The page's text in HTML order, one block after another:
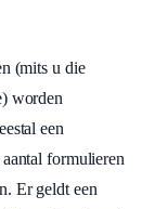
(mits u die
worden
een
formulieren
Er geldt een